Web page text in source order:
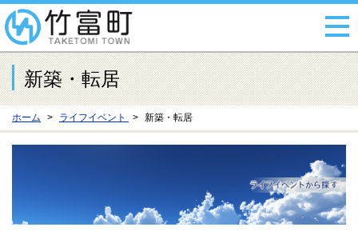
新築・転居
ホーム ライフイベント 新築・転居